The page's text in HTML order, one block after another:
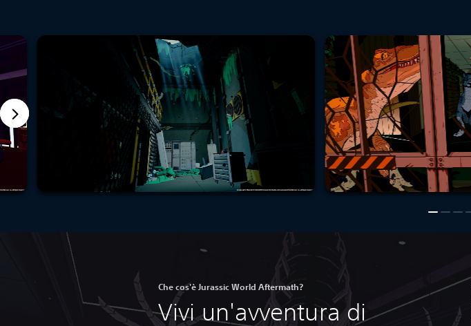
Che cos'è Jurassic World Aftermath?
Vivi un'avventura di